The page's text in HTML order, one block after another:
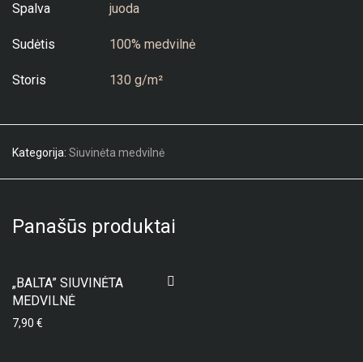
Spalva juoda
Sudėtis 100% medvilnė
Storis 130 g/m²
Kategorija: Siuvinėta medvilnė
Panašūs produktai
„BALTA” SIUVINĖTA
MEDVILNĖ
7,90 €